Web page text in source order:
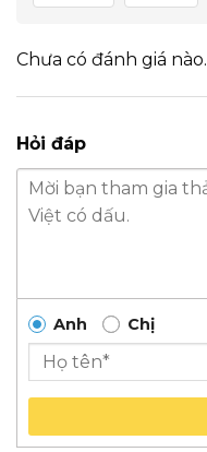
Chưa có đánh giá nào.
Hỏi đáp
Anh Chị